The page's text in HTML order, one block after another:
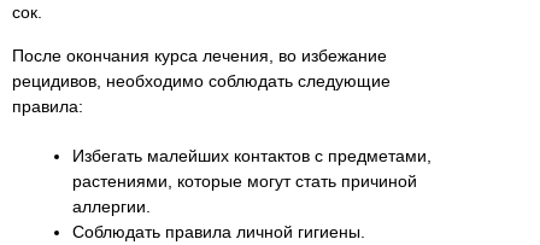
сок.
После окончания курса лечения, во избежание
рецидивов, необходимо соблюдать следующие
правила:
Избегать малейших контактов с предметами,
растениями, которые могут стать причиной
аллергии.
Соблюдать правила личной гигиены.